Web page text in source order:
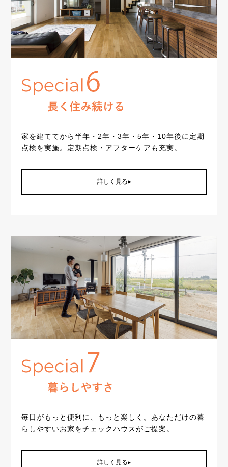
家を建ててから半年・2年・3年・5年・10年後に定期
点検を実施。定期点検・アフターケアも充実。
詳しく見る▸
毎日がもっと便利に、もっと楽しく。あなただけの暮
らしやすいお家をチェックハウスがご提案。
詳しく見る▸